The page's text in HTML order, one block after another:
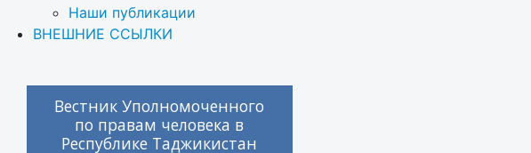
Наши публикации
ВНЕШНИЕ ССЫЛКИ
Вестник Уполномоченного
по правам человека в
Республике Таджикистан